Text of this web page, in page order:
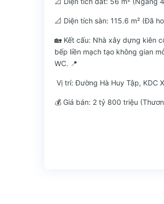
📐 Diện tích sàn: 115.6 m² (Đã
🏡 Kết cấu: Nhà xây dựng kiên
bếp liền mạch tạo không gian
WC. 📍
Vị trí: Đường Hà Huy Tập, KDC
💰 Giá bán: 2 tỷ 800 triệu